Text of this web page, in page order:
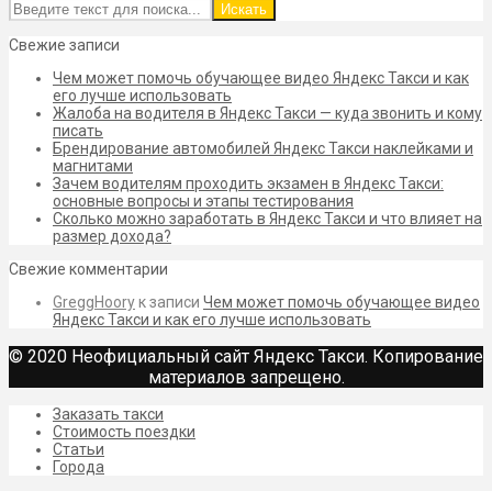
Искать
Свежие записи
Чем может помочь обучающее видео Яндекс Такси и как
его лучше использовать
Жалоба на водителя в Яндекс Такси — куда звонить и кому
писать
Брендирование автомобилей Яндекс Такси наклейками и
магнитами
Зачем водителям проходить экзамен в Яндекс Такси:
основные вопросы и этапы тестирования
Сколько можно заработать в Яндекс Такси и что влияет на
размер дохода?
Свежие комментарии
GreggHooryк записи Чем может помочь обучающее видео
Яндекс Такси и как его лучше использовать
© 2020 Неофициальный сайт Яндекс Такси. Копирование
материалов запрещено.
Заказать такси
Стоимость поездки
Статьи
Города